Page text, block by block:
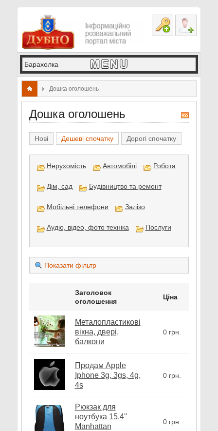
Дошка оголошень
S
S
Дошка оголошень
Нові Дешеві спочатку Дорогі спочатку
Нерухомість Автомобілі Робота
Дім, сад Будівництво та ремонт
Мобільні телефони Залізо
Аудіо, відео, фото техніка Послуги
Показати фільтр
Заголовок
оголошення
Ціна
Металопластикові
вікна, двері,
балкони
0 грн.
Продам Apple
Iphone 3g, 3gs, 4g,
4s
0 грн.
Рюкзак для
ноутбука 15.4''
Manhattan
0 грн.